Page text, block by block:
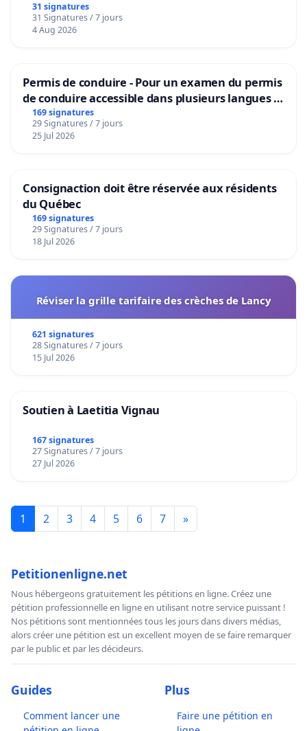
31 signatures
31 Signatures / 7 jours
4 Aug 2026
Permis de conduire - Pour un examen du permis
de conduire accessible dans plusieurs langues à
Bruxelles
169 signatures
29 Signatures / 7 jours
25 Jul 2026
Consignaction doit être réservée aux résidents
du Québec
169 signatures
29 Signatures / 7 jours
18 Jul 2026
Réviser la grille tarifaire des crèches de Lancy
621 signatures
28 Signatures / 7 jours
15 Jul 2026
Soutien à Laetitia Vignau
167 signatures
27 Signatures / 7 jours
27 Jul 2026
1 2 3 4 5 6 7 »
Petitionenligne.net
Nous hébergeons gratuitement les pétitions en ligne. Créez une
pétition professionnelle en ligne en utilisant notre service puissant !
Nos pétitions sont mentionnées tous les jours dans divers médias,
alors créer une pétition est un excellent moyen de se faire remarquer
par le public et par les décideurs.
Guides
Comment lancer une
Plus
Faire une pétition en